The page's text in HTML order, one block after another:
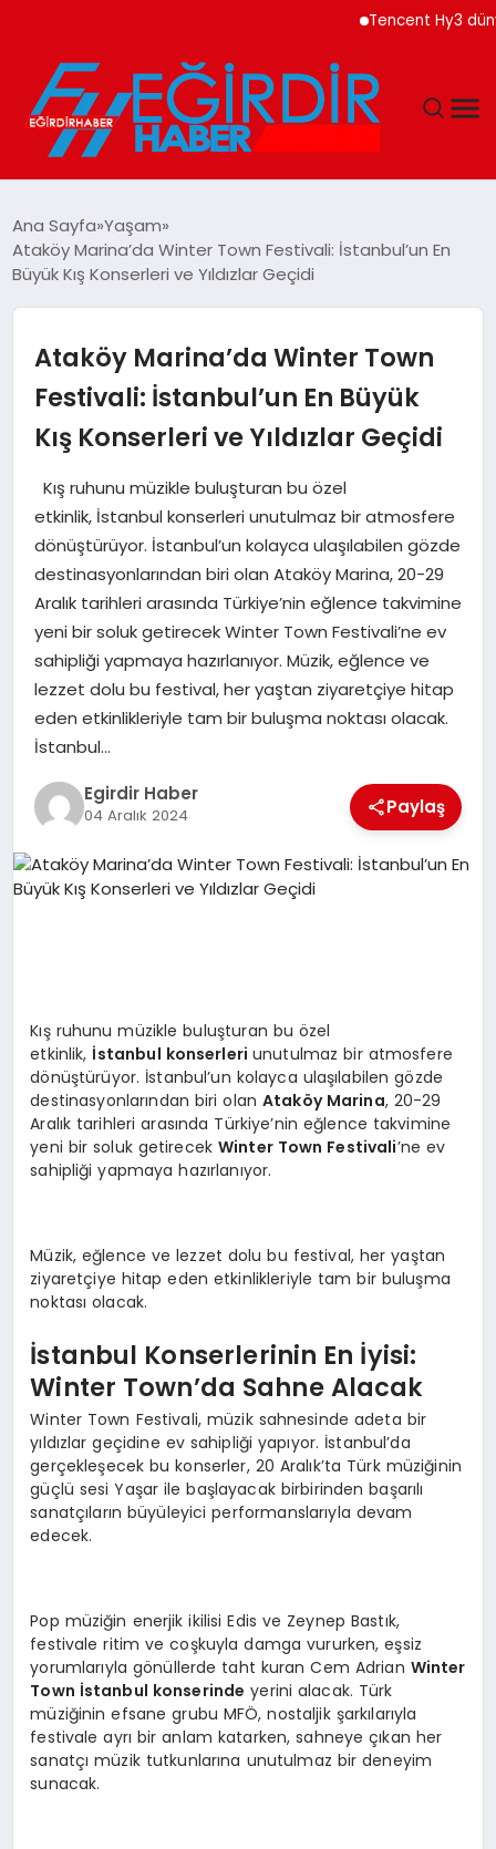
Tencent Hy3 dünya
EĞITIM
MAGAZIN
SIYASET
SPOR
TEKNOLOJI
YAŞAM
Ana Sayfa Yaşam
Ataköy Marina’da Winter Town Festivali: İstanbul’un En
Büyük Kış Konserleri ve Yıldızlar Geçidi
Ataköy Marina’da Winter Town
Festivali: İstanbul’un En Büyük
Kış Konserleri ve Yıldızlar Geçidi
Kış ruhunu müzikle buluşturan bu özel
etkinlik, İstanbul konserleri unutulmaz bir atmosfere
dönüştürüyor. İstanbul’un kolayca ulaşılabilen gözde
destinasyonlarından biri olan Ataköy Marina, 20-29
Aralık tarihleri arasında Türkiye’nin eğlence takvimine
yeni bir soluk getirecek Winter Town Festivali’ne ev
sahipliği yapmaya hazırlanıyor. Müzik, eğlence ve
lezzet dolu bu festival, her yaştan ziyaretçiye hitap
eden etkinlikleriyle tam bir buluşma noktası olacak.
İstanbul…
Egirdir Haber
04 Aralık 2024 Paylaş
Kış ruhunu müzikle buluşturan bu özel
etkinlik, İstanbul konserleri unutulmaz bir atmosfere
dönüştürüyor. İstanbul’un kolayca ulaşılabilen gözde
destinasyonlarından biri olan Ataköy Marina, 20-29
Aralık tarihleri arasında Türkiye’nin eğlence takvimine
yeni bir soluk getirecek Winter Town Festivali’ne ev
sahipliği yapmaya hazırlanıyor.
Müzik, eğlence ve lezzet dolu bu festival, her yaştan
ziyaretçiye hitap eden etkinlikleriyle tam bir buluşma
noktası olacak.
İstanbul Konserlerinin En İyisi:
Winter Town’da Sahne Alacak
Winter Town Festivali, müzik sahnesinde adeta bir
yıldızlar geçidine ev sahipliği yapıyor. İstanbul’da
gerçekleşecek bu konserler, 20 Aralık’ta Türk müziğinin
güçlü sesi Yaşar ile başlayacak birbirinden başarılı
sanatçıların büyüleyici performanslarıyla devam
edecek.
Pop müziğin enerjik ikilisi Edis ve Zeynep Bastık,
festivale ritim ve coşkuyla damga vururken, eşsiz
yorumlarıyla gönüllerde taht kuran Cem Adrian Winter
Town İstanbul konserinde yerini alacak. Türk
müziğinin efsane grubu MFÖ, nostaljik şarkılarıyla
festivale ayrı bir anlam katarken, sahneye çıkan her
sanatçı müzik tutkunlarına unutulmaz bir deneyim
sunacak.